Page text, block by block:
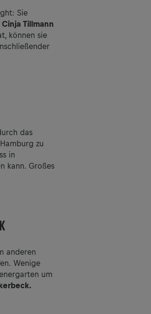
Sie
Cinja Tillmann
können sie
das
zu
in
kann. Großes
anderen
Wenige
um